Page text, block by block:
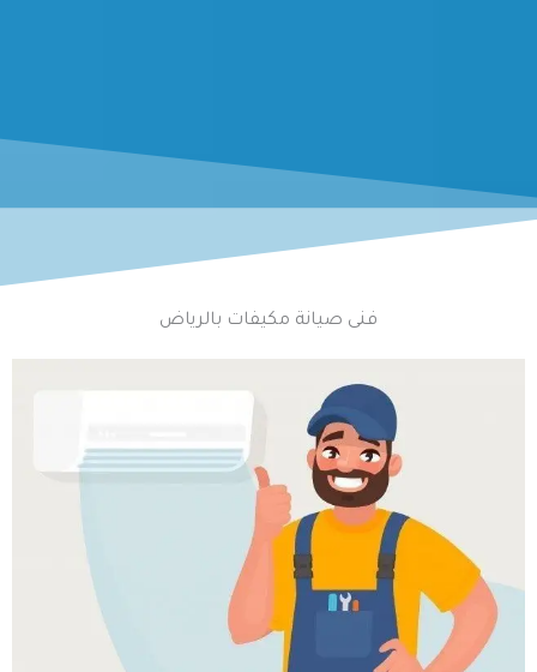
فنى صيانة مكيفات بالرياض